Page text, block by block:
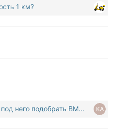
1 км?
него подобрать BM...